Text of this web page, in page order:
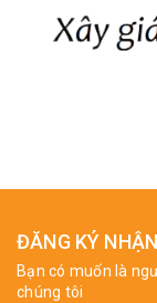
ĐĂNG KÝ
Bạn có muốn là
chúng tôi